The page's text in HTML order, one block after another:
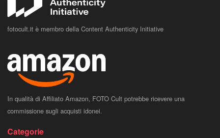
fotocult.it è membro della Content Authenticity Initiative
In qualità di Affiliato Amazon, FOTO Cult potrebbe ricevere una
commissione sugli acquisti idonei.
Categorie